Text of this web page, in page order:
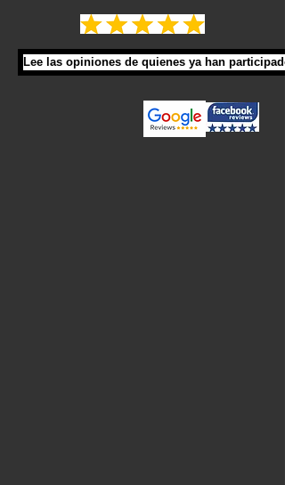
Lee las opiniones de quienes ya han participado